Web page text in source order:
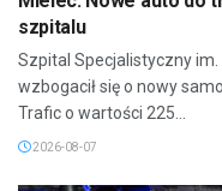
szpitalu
Szpital Specjalistyczny
wzbogacił się o nowy
Trafic o wartości 225...
2026-08-07